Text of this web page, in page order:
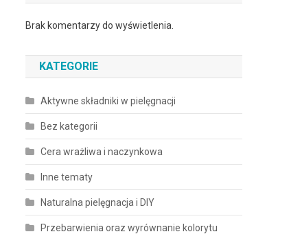
Brak komentarzy do wyświetlenia.
KATEGORIE
Aktywne składniki w pielęgnacji
Bez kategorii
Cera wrażliwa i naczynkowa
Inne tematy
Naturalna pielęgnacja i DIY
Przebarwienia oraz wyrównanie kolorytu